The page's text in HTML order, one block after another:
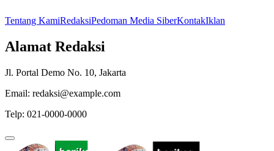
Tentang KamiRedaksiPedoman Media SiberKontakIklan
Alamat Redaksi
Jl. Portal Demo No. 10, Jakarta
Email: redaksi@example.com
Telp: 021-0000-0000